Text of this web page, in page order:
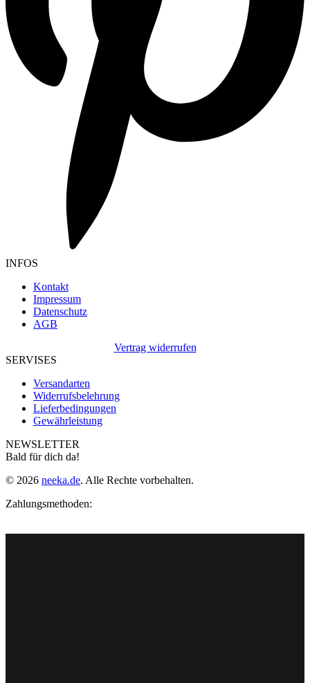
INFOS
Kontakt
Impressum
Datenschutz
AGB
Vertrag widerrufen
SERVISES
Versandarten
Widerrufsbelehrung
Lieferbedingungen
Gewährleistung
NEWSLETTER
Bald für dich da!
© 2026 neeka.de. Alle Rechte vorbehalten.
Zahlungsmethoden: